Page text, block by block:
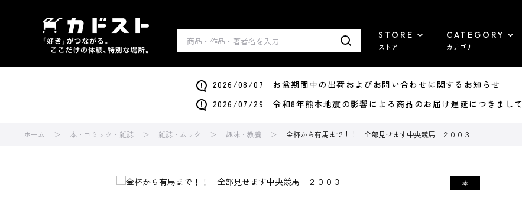
STORE
ストア
CATEGORY
カテゴリ
2026/08/07 お盆期間中の出荷およびお問い合わせに関するお知らせ
2026/07/29 令和8年熊本地震の影響による商品のお届け遅延につきまして
ホーム 本・コミック・雑誌 雑誌・ムック 趣味・教養 金杯から有馬まで！！ 全部見せます中央競馬 ２００３